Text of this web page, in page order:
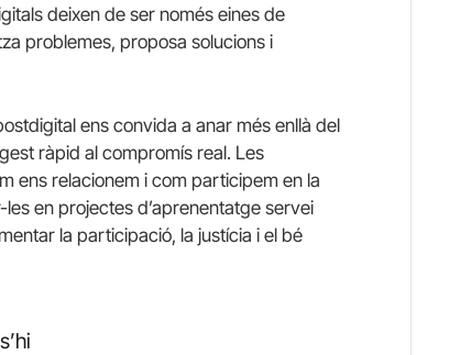
deixen de ser només eines de
problemes, proposa solucions i
ens convida a anar més enllà del
ràpid al compromís real. Les
ens relacionem i com participem en la
en projectes d’aprenentatge servei
la participació, la justícia i el bé